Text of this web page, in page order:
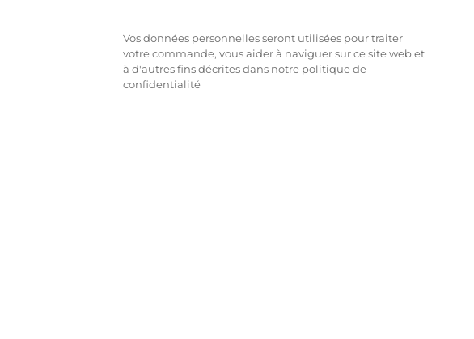
Vos données personnelles seront utilisées pour traiter
votre commande, vous aider à naviguer sur ce site web et
à d'autres fins décrites dans notre politique de
confidentialité